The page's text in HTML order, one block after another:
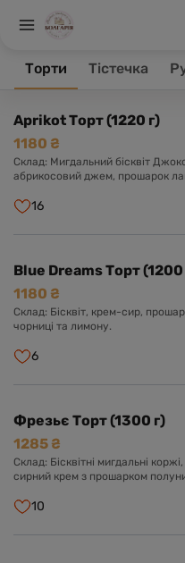
Торти Тістечка
На головну
Торти
Aprikot Торт (1220 г)
1180 ₴
Склад: Мигдальний бісквіт
абрикосовий джем, прошарок
16
Blue Dreams Торт (1200
1180 ₴
Склад: Бісквіт, крем-сир,
чорниці та лимону.
6
Фрезьє Торт (1300 г)
1285 ₴
Склад: Бісквітні мигдальні
сирний крем з прошарком
10